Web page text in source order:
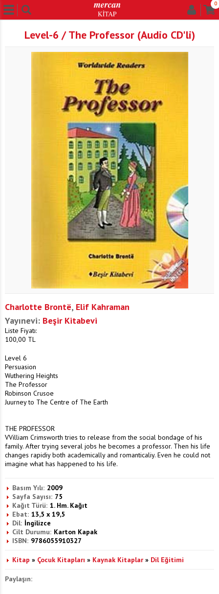
0
Level-6 / The Professor (Audio CD'li)
Charlotte Brontë, Elif Kahraman
Yayınevi: Beşir Kitabevi
Liste Fiyatı:
100,00 TL
Level 6
Persuasion
Wuthering Heights
The Professor
Robinson Crusoe
Juurney to The Centre of The Earth
THE PROFESSOR
VVilliam Crimsworth tries to release from the social bondage of his
family. After trying several jobs he becomes a professor. Then his life
changes rapidiy both academically and romanticaliy. Even he could not
imagine what has happened to his life.
Basım Yılı: 2009
Sayfa Sayısı: 75
Kağıt Türü: 1. Hm. Kağıt
Ebat: 13,5 x 19,5
Dil: İngilizce
Cilt Durumu: Karton Kapak
ISBN: 9786055910327
Kitap » Çocuk Kitapları » Kaynak Kitaplar » Dil Eğitimi
Paylaşın: